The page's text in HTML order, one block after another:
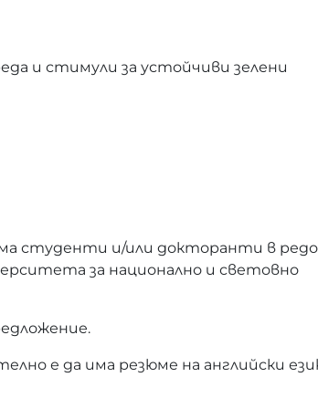
и стимули за устойчиви зелени
студенти и/или докторанти в
за национално и световно
е да има резюме на английски